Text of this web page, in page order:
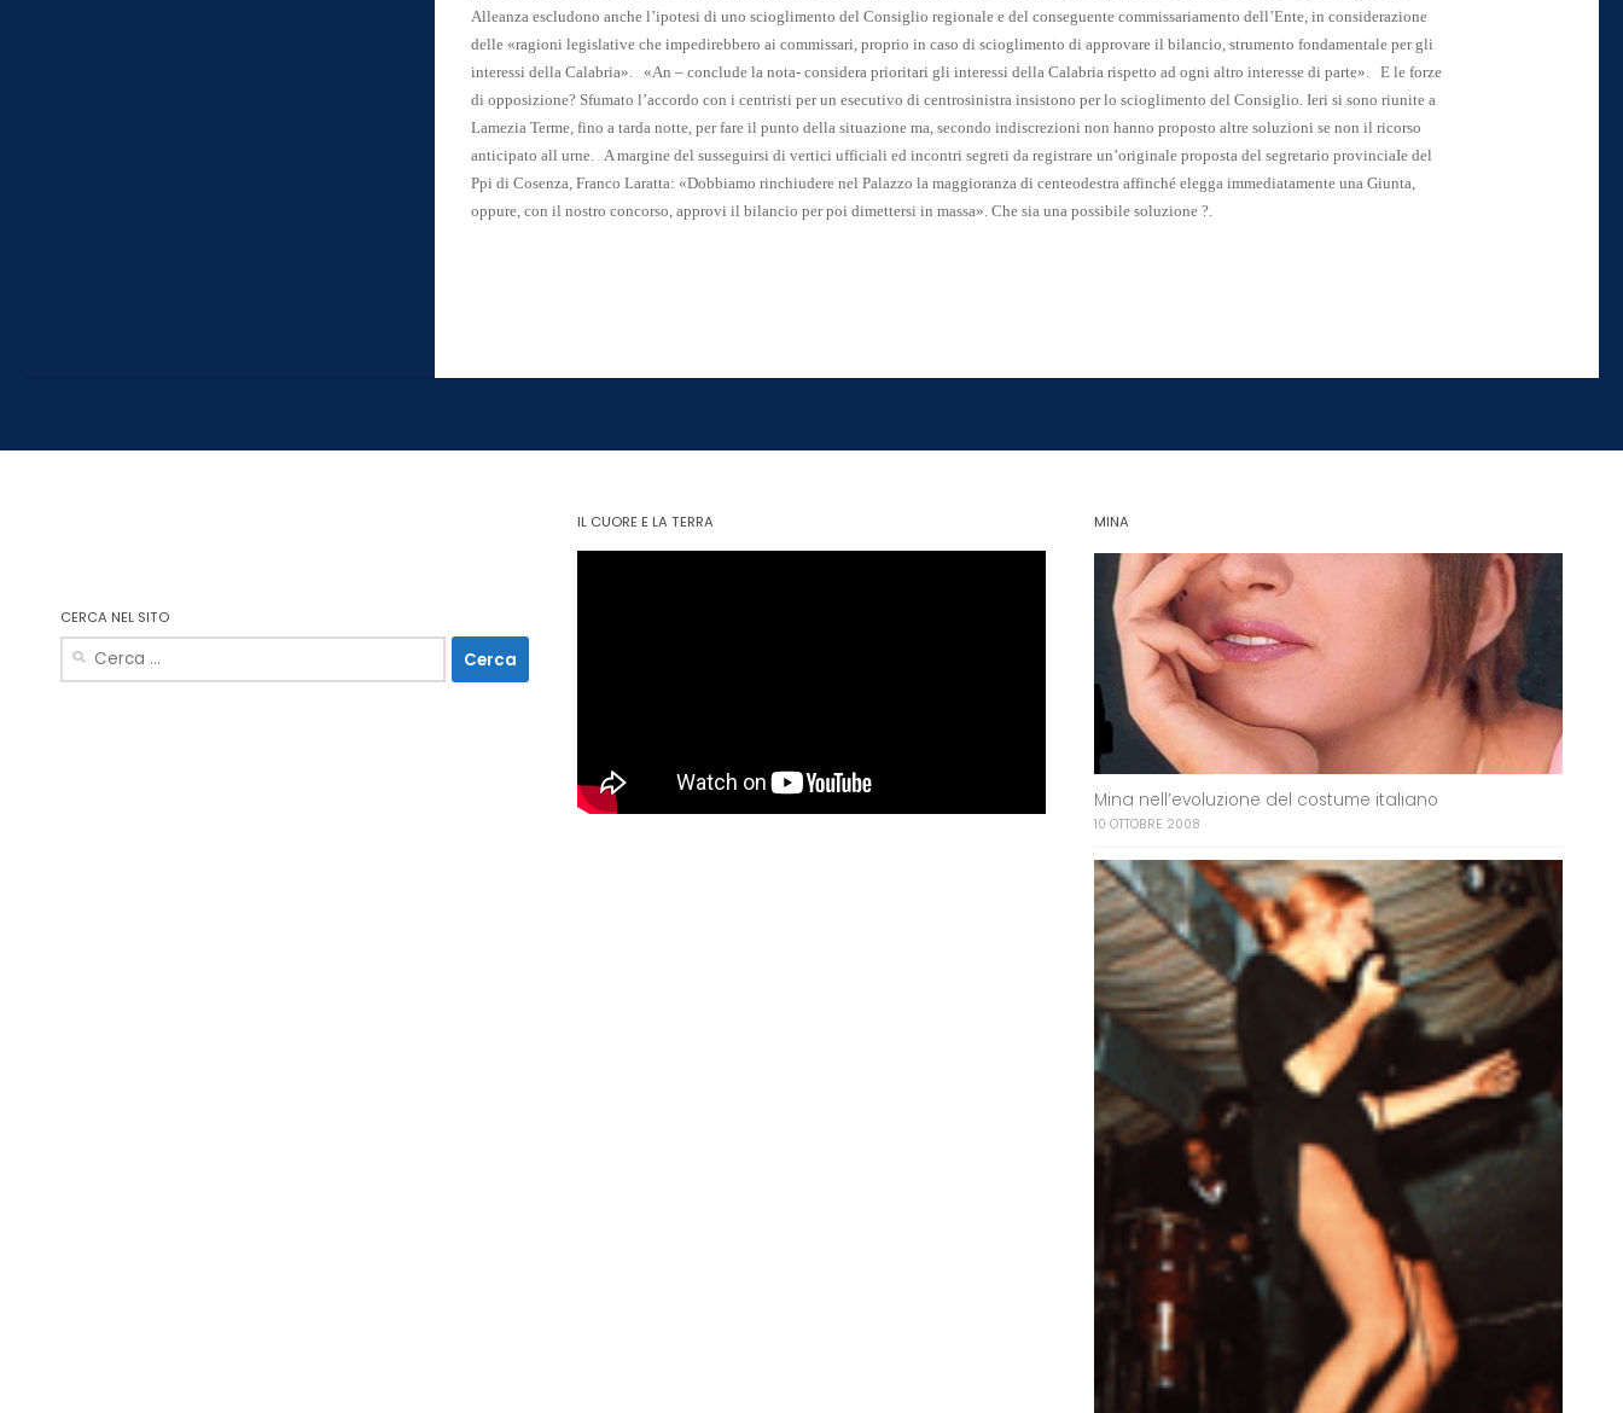
Alleanza escludono anche l’ipotesi di uno scioglimento del Consiglio regionale e del conseguente commissariamento dell’Ente, in considerazione
delle «ragioni legislative che impedirebbero ai commissari, proprio in caso di scioglimento di approvare il bilancio, strumento fondamentale per gli
interessi della Calabria». «An – conclude la nota- considera prioritari gli interessi della Calabria rispetto ad ogni altro interesse di parte». E le forze
di opposizione? Sfumato l’accordo con i centristi per un esecutivo di centrosinistra insistono per lo scioglimento del Consiglio. Ieri si sono riunite a
Lamezia Terme, fino a tarda notte, per fare il punto della situazione ma, secondo indiscrezioni non hanno proposto altre soluzioni se non il ricorso
anticipato all urne. A margine del susseguirsi di vertici ufficiali ed incontri segreti da registrare un’originale proposta del segretario provinciaIe del
Ppi di Cosenza, Franco Laratta: «Dobbiamo rinchiudere nel Palazzo la maggioranza di centeodestra affinché elegga immediatamente una Giunta,
oppure, con il nostro concorso, approvi il bilancio per poi dimettersi in massa». Che sia una possibile soluzione ?.
CERCA NEL SITO
Ricerca
IL CUORE E LA TERRA MINA
Mina nell’evoluzione del costume italiano
10 OTTOBRE 2008